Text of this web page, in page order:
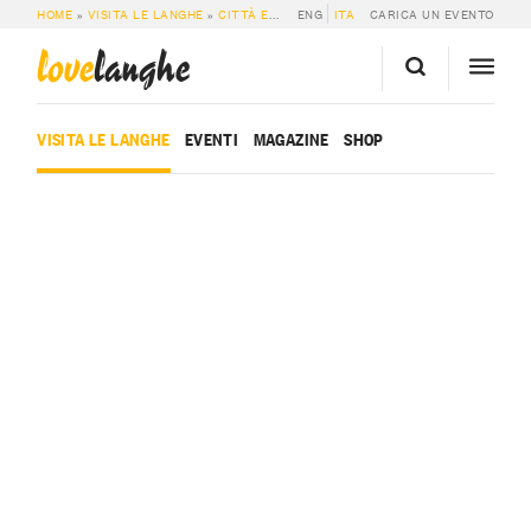
HOME » VISITA LE LANGHE »CITTÀ E PAESI » MOMBALDONE
ENG ITA CARICA UN EVENTO
lovelanghe
VISITA LE LANGHE EVENTI MAGAZINE SHOP